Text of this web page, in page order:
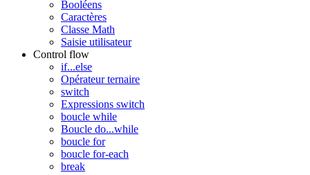
Booléens
Caractères
Classe Math
Saisie utilisateur
Control flow
if...else
Opérateur ternaire
switch
Expressions switch
boucle while
Boucle do...while
boucle for
boucle for-each
break